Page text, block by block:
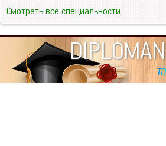
Смотреть все специальности
DIPLOMAN